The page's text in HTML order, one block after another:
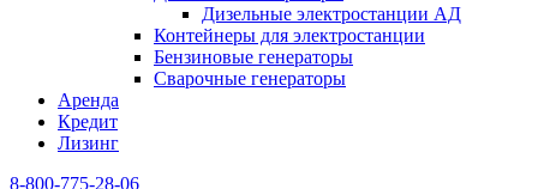
Дизельные электростанции АД
Контейнеры для электростанции
Бензиновые генераторы
Сварочные генераторы
Аренда
Кредит
Лизинг
8-800-775-28-06